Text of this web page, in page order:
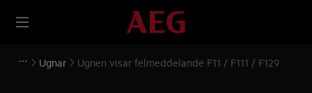
Ugnar Ugnen visar felmeddelande F11 / F111 / F129